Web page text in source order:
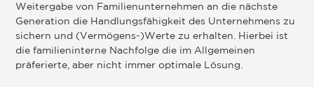
Weitergabe von Familienunternehmen an die nächste
Generation die Handlungsfähigkeit des Unternehmens zu
sichern und (Vermögens-)Werte zu erhalten. Hierbei ist
die familieninterne Nachfolge die im Allgemeinen
präferierte, aber nicht immer optimale Lösung.